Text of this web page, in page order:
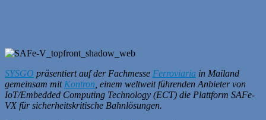
SYSGO präsentiert auf der Fachmesse Ferroviaria in Mailand
gemeinsam mit Kontron , einem weltweit führenden Anbieter von
IoT/Embedded Computing Technology (ECT) die Plattform SAFe-
VX für sicherheitskritische Bahnlösungen.